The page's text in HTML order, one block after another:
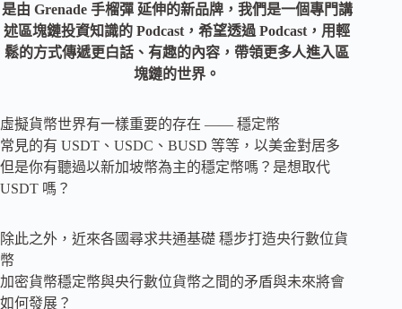
是由 Grenade 手榴彈 延伸的新品牌，我們是一個專門講
述區塊鏈投資知識的 Podcast，希望透過 Podcast，用輕
鬆的方式傳遞更白話、有趣的內容，帶領更多人進入區
塊鏈的世界。
虛擬貨幣世界有一樣重要的存在 —— 穩定幣
常見的有 USDT、USDC、BUSD 等等，以美金對居多
但是你有聽過以新加坡幣為主的穩定幣嗎？是想取代
USDT 嗎？
除此之外，近來各國尋求共通基礎 穩步打造央行數位貨
幣
加密貨幣穩定幣與央行數位貨幣之間的矛盾與未來將會
如何發展？